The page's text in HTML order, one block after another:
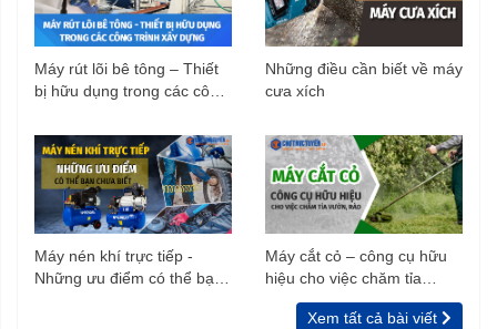
Máy rút lõi bê tông – Thiết
bị hữu dụng trong các công
Những điều cần biết về máy
cưa xích
Máy nén khí trực tiếp -
Những ưu điểm có thể bạn
Máy cắt cỏ – công cụ hữu
hiệu cho việc chăm tỉa
vườn, rào
Xem tất cả bài viết